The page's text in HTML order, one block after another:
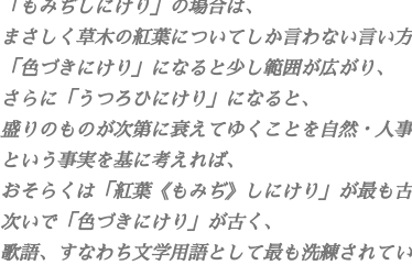
「もみぢしにけり」の場合は、
まさしく草木の紅葉についてしか言わない言い
「色づきにけり」になると少し範囲が広がり、
さらに「うつろひにけり」になると、
盛りのものが次第に衰えてゆくことを自然・人
という事実を基に考えれば、
おそらくは「紅葉《もみぢ》しにけり」が最も古
次いで「色づきにけり」が古く、
歌語、すなわち文学用語として最も洗練されて